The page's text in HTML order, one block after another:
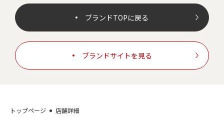
ブランドTOPに戻る
ブランドサイトを見る
トップページ 店舗詳細